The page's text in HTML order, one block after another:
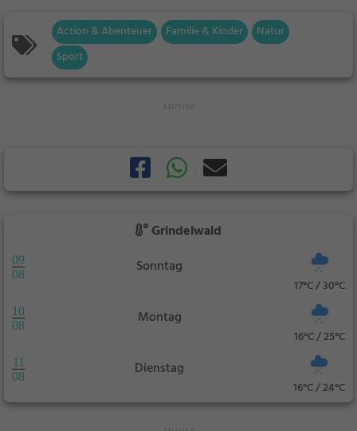
Action & Abenteuer Familie & Kinder
Natur
Sport
Grindelwald
09
08
Sonntag
17°C / 30°C
10
08
Montag
16°C / 25°C
11
08
Dienstag
16°C / 24°C